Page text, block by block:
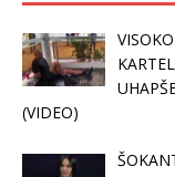
(VIDEO)